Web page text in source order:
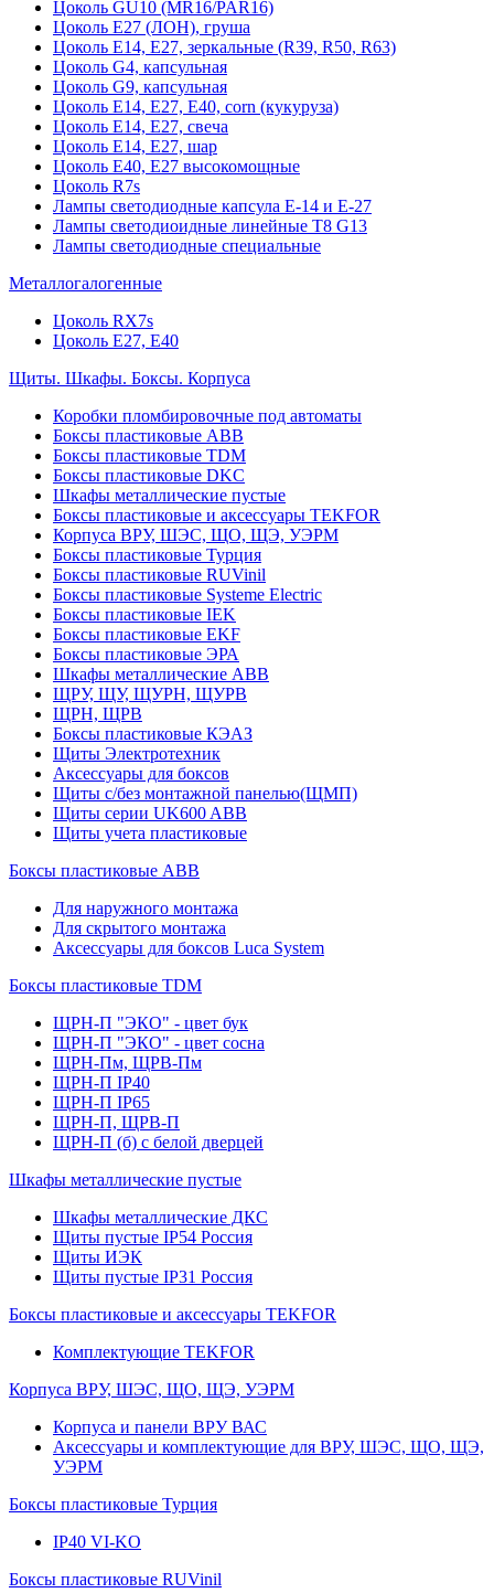
Цоколь GU10 (MR16/PAR16)
Цоколь Е27 (ЛОН), груша
Цоколь Е14, Е27, зеркальные (R39, R50, R63)
Цоколь G4, капсульная
Цоколь G9, капсульная
Цоколь Е14, Е27, Е40, corn (кукуруза)
Цоколь Е14, Е27, свеча
Цоколь Е14, Е27, шар
Цоколь Е40, Е27 высокомощные
Цоколь R7s
Лампы светодиодные капсула Е-14 и Е-27
Лампы светодиоидные линейные T8 G13
Лампы светодиодные специальные
Металлогалогенные
Цоколь RX7s
Цоколь Е27, E40
Щиты. Шкафы. Боксы. Корпуса
Коробки пломбировочные под автоматы
Боксы пластиковые ABB
Боксы пластиковые TDM
Боксы пластиковые DKC
Шкафы металлические пустые
Боксы пластиковые и аксессуары TEKFOR
Корпуса ВРУ, ШЭС, ЩО, ЩЭ, УЭРМ
Боксы пластиковые Турция
Боксы пластиковые RUVinil
Боксы пластиковые Systeme Electric
Боксы пластиковые IEK
Боксы пластиковые EKF
Боксы пластиковые ЭРА
Шкафы металлические ABB
ЩРУ, ЩУ, ЩУРН, ЩУРВ
ЩРН, ЩРВ
Боксы пластиковые КЭАЗ
Щиты Электротехник
Аксессуары для боксов
Щиты с/без монтажной панелью(ЩМП)
Щиты серии UK600 ABB
Щиты учета пластиковые
Боксы пластиковые ABB
Для наружного монтажа
Для скрытого монтажа
Аксессуары для боксов Luca System
Боксы пластиковые TDM
ЩРН-П "ЭКО" - цвет бук
ЩРН-П "ЭКО" - цвет сосна
ЩРН-Пм, ЩРВ-Пм
ЩРН-П IP40
ЩРН-П IP65
ЩРН-П, ЩРВ-П
ЩРН-П (б) с белой дверцей
Шкафы металлические пустые
Шкафы металлические ДКС
Щиты пустые IP54 Россия
Щиты ИЭК
Щиты пустые IP31 Россия
Боксы пластиковые и аксессуары TEKFOR
Комплектующие TEKFOR
Корпуса ВРУ, ШЭС, ЩО, ЩЭ, УЭРМ
Корпуса и панели ВРУ ВАС
Аксессуары и комплектующие для ВРУ, ШЭС, ЩО, ЩЭ,
УЭРМ
Боксы пластиковые Турция
IP40 VI-KO
Боксы пластиковые RUVinil